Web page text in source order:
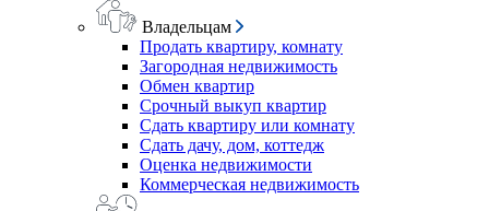
Владельцам
Продать квартиру, комнату
Загородная недвижимость
Обмен квартир
Срочный выкуп квартир
Сдать квартиру или комнату
Сдать дачу, дом, коттедж
Оценка недвижимости
Коммерческая недвижимость